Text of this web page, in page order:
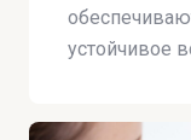
устойчивое